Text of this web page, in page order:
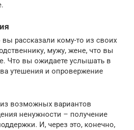
вы рассказали кому-то из своих
мужу, жене, что вы
Что вы ожидаете услышать в
утешения и опровержение
возможных вариантов
ненужности – получение
И, через это, конечно,